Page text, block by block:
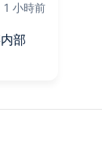
1 小時前
部